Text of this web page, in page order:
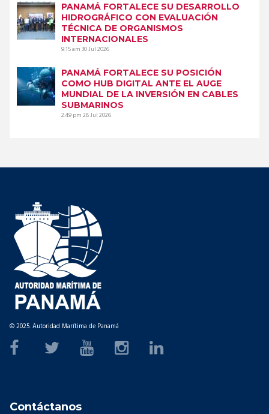
PANAMÁ FORTALECE SU DESARROLLO
HIDROGRÁFICO CON EVALUACIÓN
TÉCNICA DE ORGANISMOS
INTERNACIONALES
9:15 am30 Jul 2026
PANAMÁ FORTALECE SU POSICIÓN
COMO HUB DIGITAL ANTE EL AUGE
MUNDIAL DE LA INVERSIÓN EN CABLES
SUBMARINOS
2:49 pm28 Jul 2026
© 2025. Autoridad Marítima de Panamá
Contáctanos